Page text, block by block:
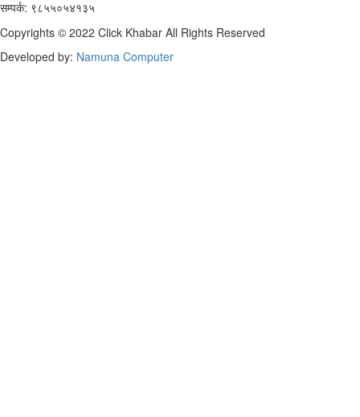
सम्पर्क: ९८५५०५४१३५
Copyrights © 2022 Click Khabar All Rights Reserved
Developed by: Namuna Computer